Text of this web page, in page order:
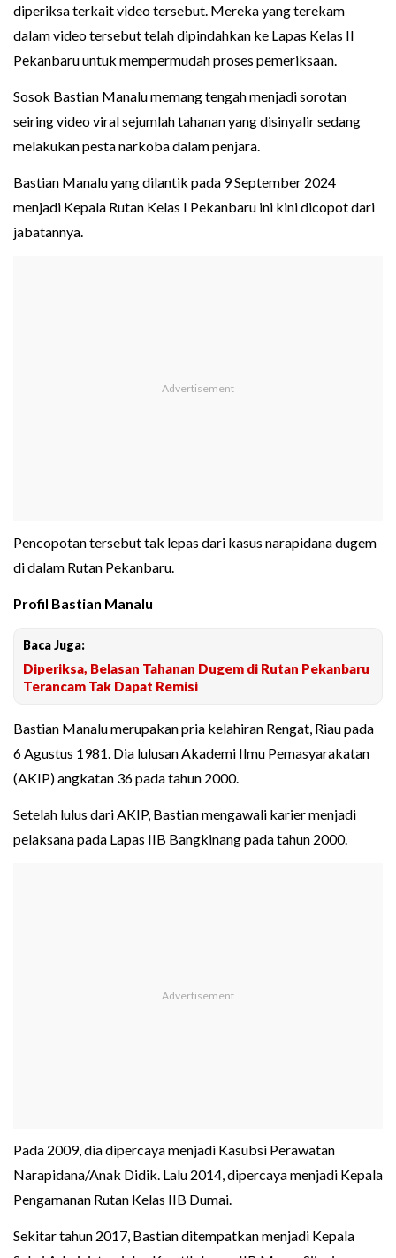
diperiksa terkait video tersebut. Mereka yang terekam
dalam video tersebut telah dipindahkan ke Lapas Kelas II
Pekanbaru untuk mempermudah proses pemeriksaan.
Sosok Bastian Manalu memang tengah menjadi sorotan
seiring video viral sejumlah tahanan yang disinyalir sedang
melakukan pesta narkoba dalam penjara.
Bastian Manalu yang dilantik pada 9 September 2024
menjadi Kepala Rutan Kelas I Pekanbaru ini kini dicopot dari
jabatannya.
Pencopotan tersebut tak lepas dari kasus narapidana dugem
di dalam Rutan Pekanbaru.
Profil Bastian Manalu
Baca Juga:
Diperiksa, Belasan Tahanan Dugem di Rutan Pekanbaru
Terancam Tak Dapat Remisi
Bastian Manalu merupakan pria kelahiran Rengat, Riau pada
6 Agustus 1981. Dia lulusan Akademi Ilmu Pemasyarakatan
(AKIP) angkatan 36 pada tahun 2000.
Setelah lulus dari AKIP, Bastian mengawali karier menjadi
pelaksana pada Lapas IIB Bangkinang pada tahun 2000.
Pada 2009, dia dipercaya menjadi Kasubsi Perawatan
Narapidana/Anak Didik. Lalu 2014, dipercaya menjadi Kepala
Pengamanan Rutan Kelas IIB Dumai.
Sekitar tahun 2017, Bastian ditempatkan menjadi Kepala